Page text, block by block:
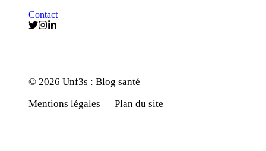
Contact
© 2026 Unf3s : Blog santé
Mentions légales
Plan du site